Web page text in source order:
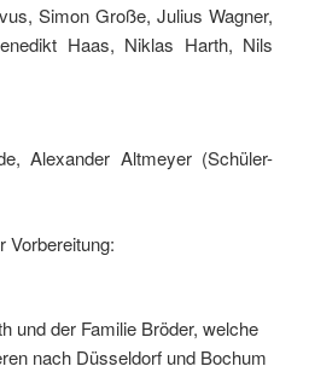
Simon Große, Julius Wagner,
Haas, Niklas Harth, Nils
Alexander Altmeyer (Schüler-
Vorbereitung:
und der Familie Bröder, welche
nach Düsseldorf und Bochum